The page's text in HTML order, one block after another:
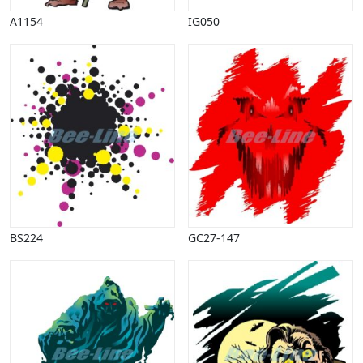
Påske
Piktogrammer
Pinse
Politik, arbejdsmarked
Restauration, hotel
Scenarier
Skibe, både, søfart
Sommer
Spil
Sport
Spots
Stjernetegn, astrologi
Trafik, færdsel
Uddannelse
Udsalg og andre begreber
Underholdning, kultur
A1154 IG050
BS224 GC27-147